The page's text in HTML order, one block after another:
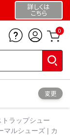
詳しくは
こちら
0
変更
ラップシュー
マルシューズ | カ